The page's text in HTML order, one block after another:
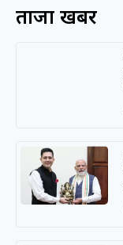
ताजा खबरें